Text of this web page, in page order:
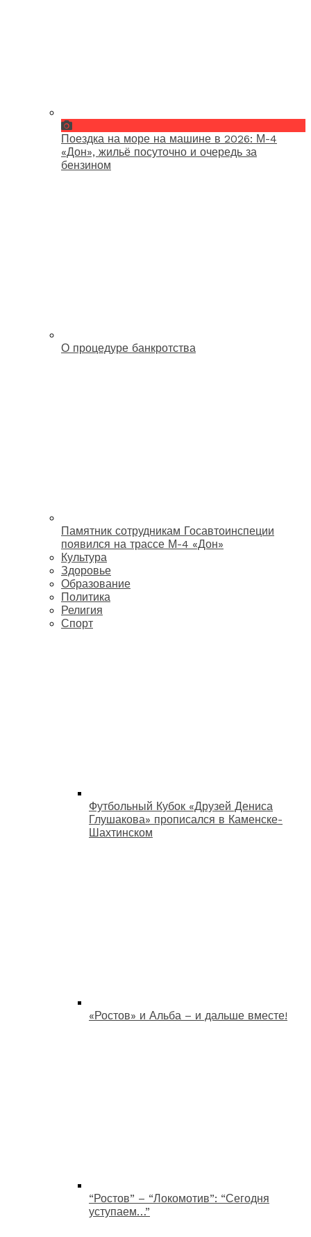
Поездка на море на машине в 2026: М-4
«Дон», жильё посуточно и очередь за
бензином
О процедуре банкротства
Памятник сотрудникам Госавтоинспеции
появился на трассе М-4 «Дон»
Культура
Здоровье
Образование
Политика
Религия
Спорт
Футбольный Кубок «Друзей Дениса
Глушакова» прописался в Каменске-
Шахтинском
«Ростов» и Альба – и дальше вместе!
“Ростов” – “Локомотив”: “Сегодня
уступаем…”